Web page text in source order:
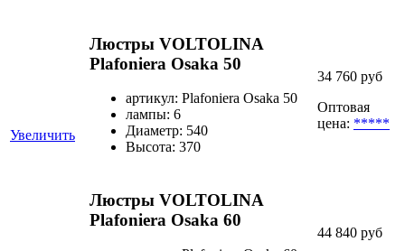
Увеличить
Люстры VOLTOLINA
Plafoniera Osaka 50
артикул: Plafoniera Osaka 50
лампы: 6
Диаметр: 540
Высота: 370
34 760 руб
Оптовая
цена: *****
Люстры VOLTOLINA
Plafoniera Osaka 60
44 840 руб